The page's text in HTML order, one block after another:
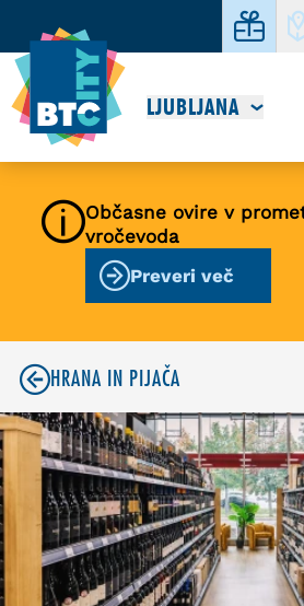
LJUBLJANA
Občasne ovire v
vročevoda
Preveri več
HRANA IN PIJAČA